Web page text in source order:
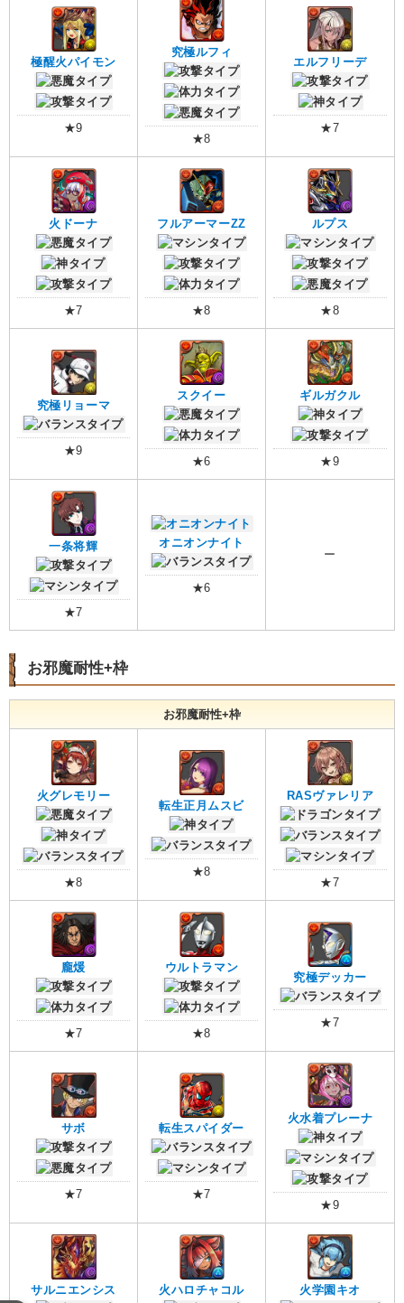
極醒火パイモン
★9
究極ルフィ
★8
エルフリーデ
★7
火ドーナ
★7
フルアーマーZZ
★8
ルプス
★8
究極リョーマ
★9
スクイー
★6
ギルガクル
★9
一条将輝
★7
オニオンナイト
★6
ー
お邪魔耐性+枠
お邪魔耐性+枠
火グレモリー
★8
転生正月ムスビ
★8
RASヴァレリア
★7
龐煖
★7
ウルトラマン
★8
究極デッカー
★7
サボ
★7
転生スパイダー
★7
火水着プレーナ
★9
サルニエンシス 火ハロチャコル 火学園キオ